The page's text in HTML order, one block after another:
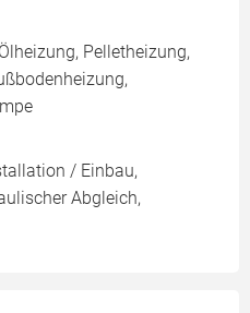
Pelletheizung,
/ Einbau,
Abgleich,